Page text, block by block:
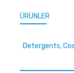
ÜRÜNLER
Detergents,